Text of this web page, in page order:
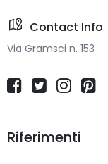
Contact Info
Via Gramsci n. 153
Riferimenti